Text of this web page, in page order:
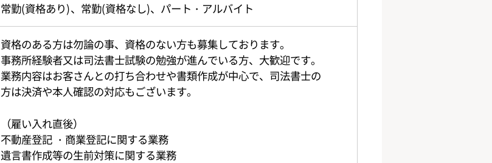
常勤(資格あり) 常勤(資格なし) パート・アルバイト
資格のある方は勿論の事、資格のない方も募集しております。
事務所経験者又は司法書士試験の勉強が進んでいる方、大歓迎です。
業務内容はお客さんとの打ち合わせや書類作成が中心で、司法書士の
方は決済や本人確認の対応もございます。
（雇い入れ直後）
不動産登記 ・商業登記に関する業務
遺言書作成等の生前対策に関する業務